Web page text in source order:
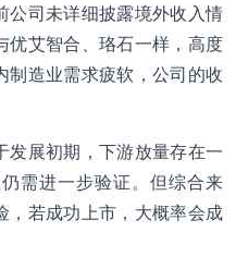
司未详细披露境外收入情
优艾智合、珞石一样，高度
制造业需求疲软，公司的收
发展初期，下游放量存在一
需进一步验证。但综合来
，若成功上市，大概率会成